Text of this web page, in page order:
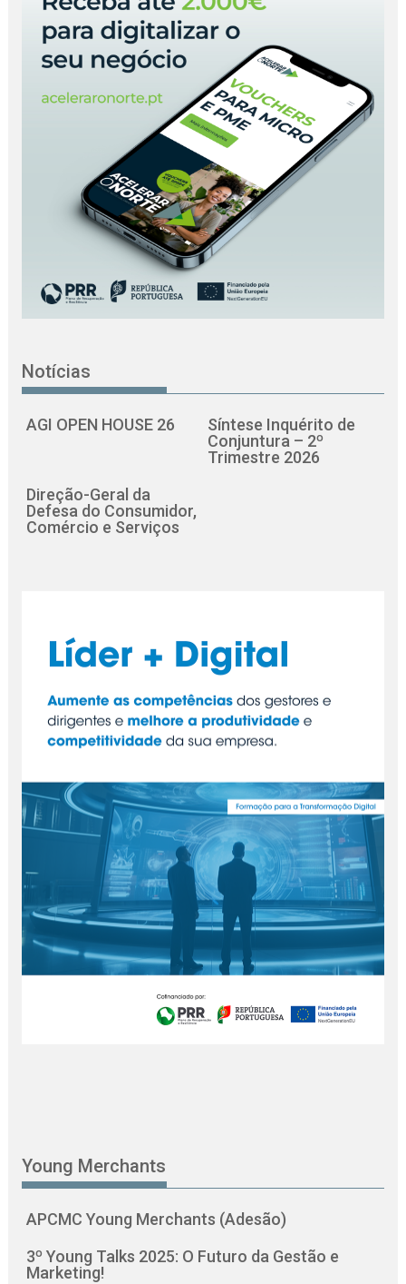
Notícias
AGI OPEN HOUSE 26
Síntese Inquérito de
Conjuntura – 2º
Trimestre 2026
Direção-Geral da
Defesa do Consumidor,
Comércio e Serviços
Young Merchants
APCMC Young Merchants (Adesão)
3º Young Talks 2025: O Futuro da Gestão e
Marketing!